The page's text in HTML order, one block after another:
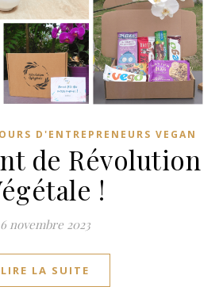
D'ENTREPRENEURS VEGAN
de Révolution
!
6 novembre 2023
LIRE LA SUITE